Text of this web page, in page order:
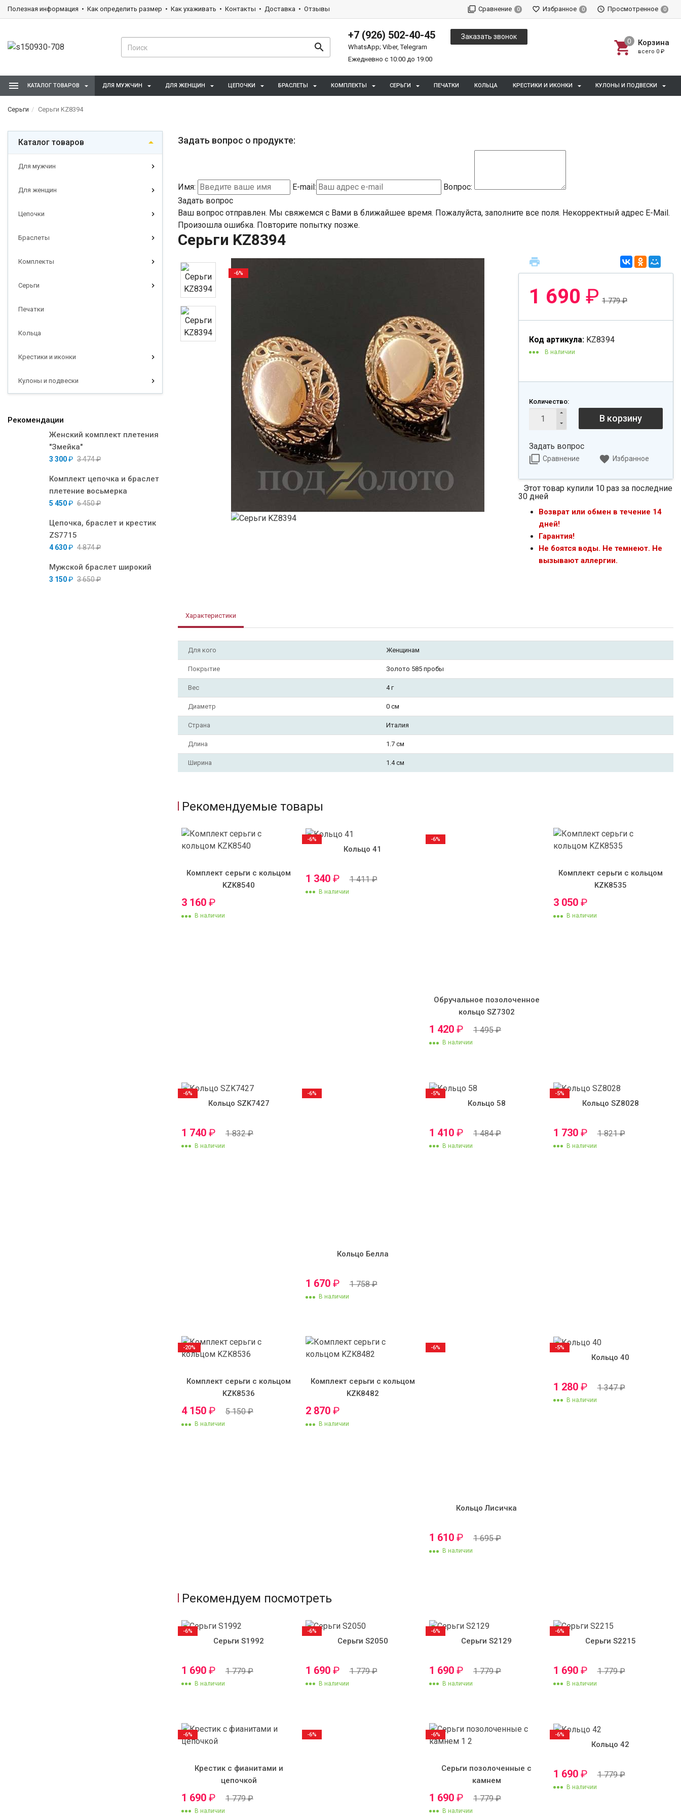
Полезная информация Как определить размер Как ухаживать Контакты Доставка Отзывы Сравнение 0 Избранное 0 Просмотренное 0
+7 (926) 502-40-45
WhatsApp; Viber, Telegram
Ежедневно с 10:00 до 19:00
Заказать звонок
Корзина
всего 0 ₽
КАТАЛОГ ТОВАРОВ ДЛЯ МУЖЧИН ДЛЯ ЖЕНЩИН ЦЕПОЧКИ БРАСЛЕТЫ КОМПЛЕКТЫ СЕРЬГИ ПЕЧАТКИ КОЛЬЦА КРЕСТИКИ И ИКОНКИ КУЛОНЫ И ПОДВЕСКИ
Серьги Серьги KZ8394
Каталог товаров
Для мужчин
Для женщин
Цепочки
Браслеты
Комплекты
Серьги
Печатки
Кольца
Крестики и иконки
Кулоны и подвески
Рекомендации
Женский комплект плетения
"Змейка"
3 300₽ 3 474₽
Комплект цепочка и браслет
плетение восьмерка
5 450₽ 6 450₽
Цепочка, браслет и крестик
ZS7715
4 630₽ 4 874₽
Мужской браслет широкий
3 150₽ 3 650₽
Задать вопрос о продукте:
Имя: E-mail:
Вопрос:
Задать вопрос
Ваш вопрос отправлен. Мы свяжемся с Вами в ближайшее время. Пожалуйста, заполните все поля. Некорректный адрес E-Mail.
Произошла ошибка. Повторите попытку позже.
Серьги KZ8394
-6%
1 690 ₽ 1 779₽
Код артикула: KZ8394
В наличии
Количество:
В корзину
Задать вопрос
Сравнение Избранное
Этот товар купили 10 раз за последние
30 дней
Возврат или обмен в течение 14
дней!
Гарантия!
Не боятся воды. Не темнеют. Не
вызывают аллергии.
Характеристики
Для кого Женщинам
Покрытие Золото 585 пробы
Вес 4 г
Диаметр 0 см
Страна Италия
Длина 1.7 см
Ширина 1.4 см
Рекомендуемые товары
Комплект серьги с кольцом
KZK8540
3 160 ₽
В наличии
Кольцо 41
1 340 ₽ 1 411₽
В наличии
-6%
Обручальное позолоченное
кольцо SZ7302
1 420 ₽ 1 495₽
В наличии
-6%
Комплект серьги с кольцом
KZK8535
3 050 ₽
В наличии
Кольцо SZK7427
1 740 ₽ 1 832₽
В наличии
-6%
Кольцо Белла
1 670 ₽ 1 758₽
В наличии
-6%
Кольцо 58
1 410 ₽ 1 484₽
В наличии
-5%
Кольцо SZ8028
1 730 ₽ 1 821₽
В наличии
-5%
Комплект серьги с кольцом
KZK8536
4 150 ₽ 5 150₽
В наличии
-20%
Комплект серьги с кольцом
KZK8482
2 870 ₽
В наличии
Кольцо Лисичка
1 610 ₽ 1 695₽
В наличии
-6%
Кольцо 40
1 280 ₽ 1 347₽
В наличии
-5%
Рекомендуем посмотреть
Серьги S1992
1 690 ₽ 1 779₽
В наличии
-6%
Серьги S2050
1 690 ₽ 1 779₽
В наличии
-6%
Серьги S2129
1 690 ₽ 1 779₽
В наличии
-6%
Серьги S2215
1 690 ₽ 1 779₽
В наличии
-6%
Крестик с фианитами и
цепочкой
1 690 ₽ 1 779₽
В наличии
-6% -6%
Серьги позолоченные с
камнем
1 690 ₽ 1 779₽
В наличии
-6%
Кольцо 42
1 690 ₽ 1 779₽
В наличии
-6%